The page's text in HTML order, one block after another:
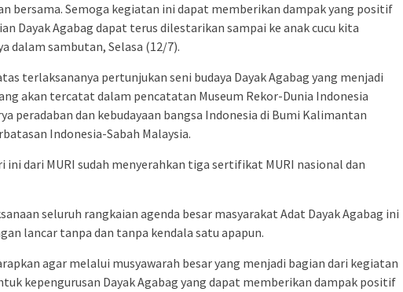
bersama. Semoga kegiatan ini dapat memberikan dampak yang positif
Dayak Agabag dapat terus dilestarikan sampai ke anak cucu kita
dalam sambutan, Selasa (12/7).
terlaksananya pertunjukan seni budaya Dayak Agabag yang menjadi
akan tercatat dalam pencatatan Museum Rekor-Dunia Indonesia
peradaban dan kebudayaan bangsa Indonesia di Bumi Kalimantan
Indonesia-Sabah Malaysia.
ini dari MURI sudah menyerahkan tiga sertifikat MURI nasional dan
seluruh rangkaian agenda besar masyarakat Adat Dayak Agabag ini
lancar tanpa dan tanpa kendala satu apapun.
agar melalui musyawarah besar yang menjadi bagian dari kegiatan
kepengurusan Dayak Agabag yang dapat memberikan dampak positif